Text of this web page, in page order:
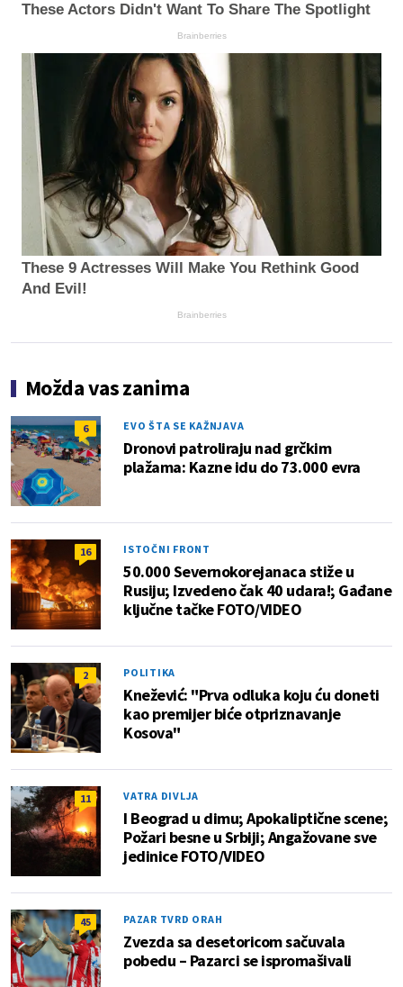
These Actors Didn't Want To Share The Spotlight
Brainberries
These 9 Actresses Will Make You Rethink Good
And Evil!
Brainberries
Možda vas zanima
6 EVO ŠTA SE KAŽNJAVA
Dronovi patroliraju nad grčkim
plažama: Kazne idu do 73.000 evra
16 ISTOČNI FRONT
50.000 Severnokorejanaca stiže u
Rusiju; Izvedeno čak 40 udara!; Gađane
ključne tačke FOTO/VIDEO
2 POLITIKA
Knežević: "Prva odluka koju ću doneti
kao premijer biće otpriznavanje
Kosova"
11 VATRA DIVLJA
I Beograd u dimu; Apokaliptične scene;
Požari besne u Srbiji; Angažovane sve
jedinice FOTO/VIDEO
45 PAZAR TVRD ORAH
Zvezda sa desetoricom sačuvala
pobedu – Pazarci se ispromašivali